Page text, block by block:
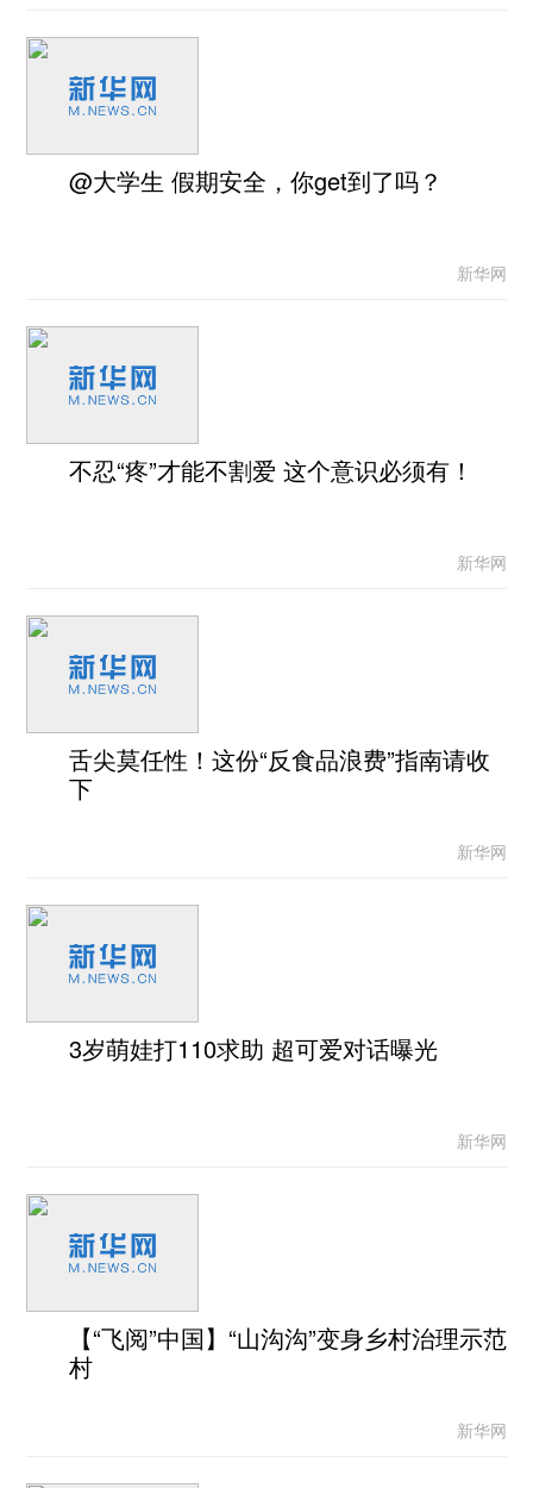
@大学生 假期安全，你get到了吗？
新华网
不忍“疼”才能不割爱 这个意识必须有！
新华网
舌尖莫任性！这份“反食品浪费”指南请收
下
新华网
3岁萌娃打110求助 超可爱对话曝光
新华网
【“飞阅”中国】“山沟沟”变身乡村治理示范
村
新华网